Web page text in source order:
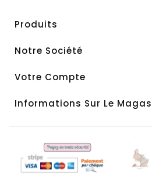
Produits
Notre Société
Votre Compte
Informations Sur Le